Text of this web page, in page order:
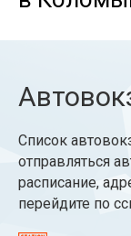
Список
отправляться
расписание,
перейдите по